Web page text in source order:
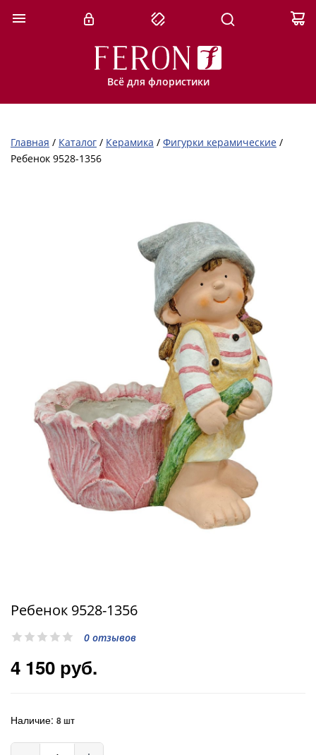
Всё для флористики
Главная / Каталог / Керамика / Фигурки керамические /
Ребенок 9528-1356
Ребенок 9528-1356
0 отзывов
4 150 руб.
Наличие: 8 шт